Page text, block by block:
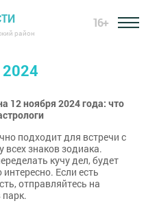
район
16+
2024
12 ноября 2024 года: что
подходит для встречи с
всех знаков зодиака.
кучу дел, будет
Если есть
отправляйтесь на
парк.